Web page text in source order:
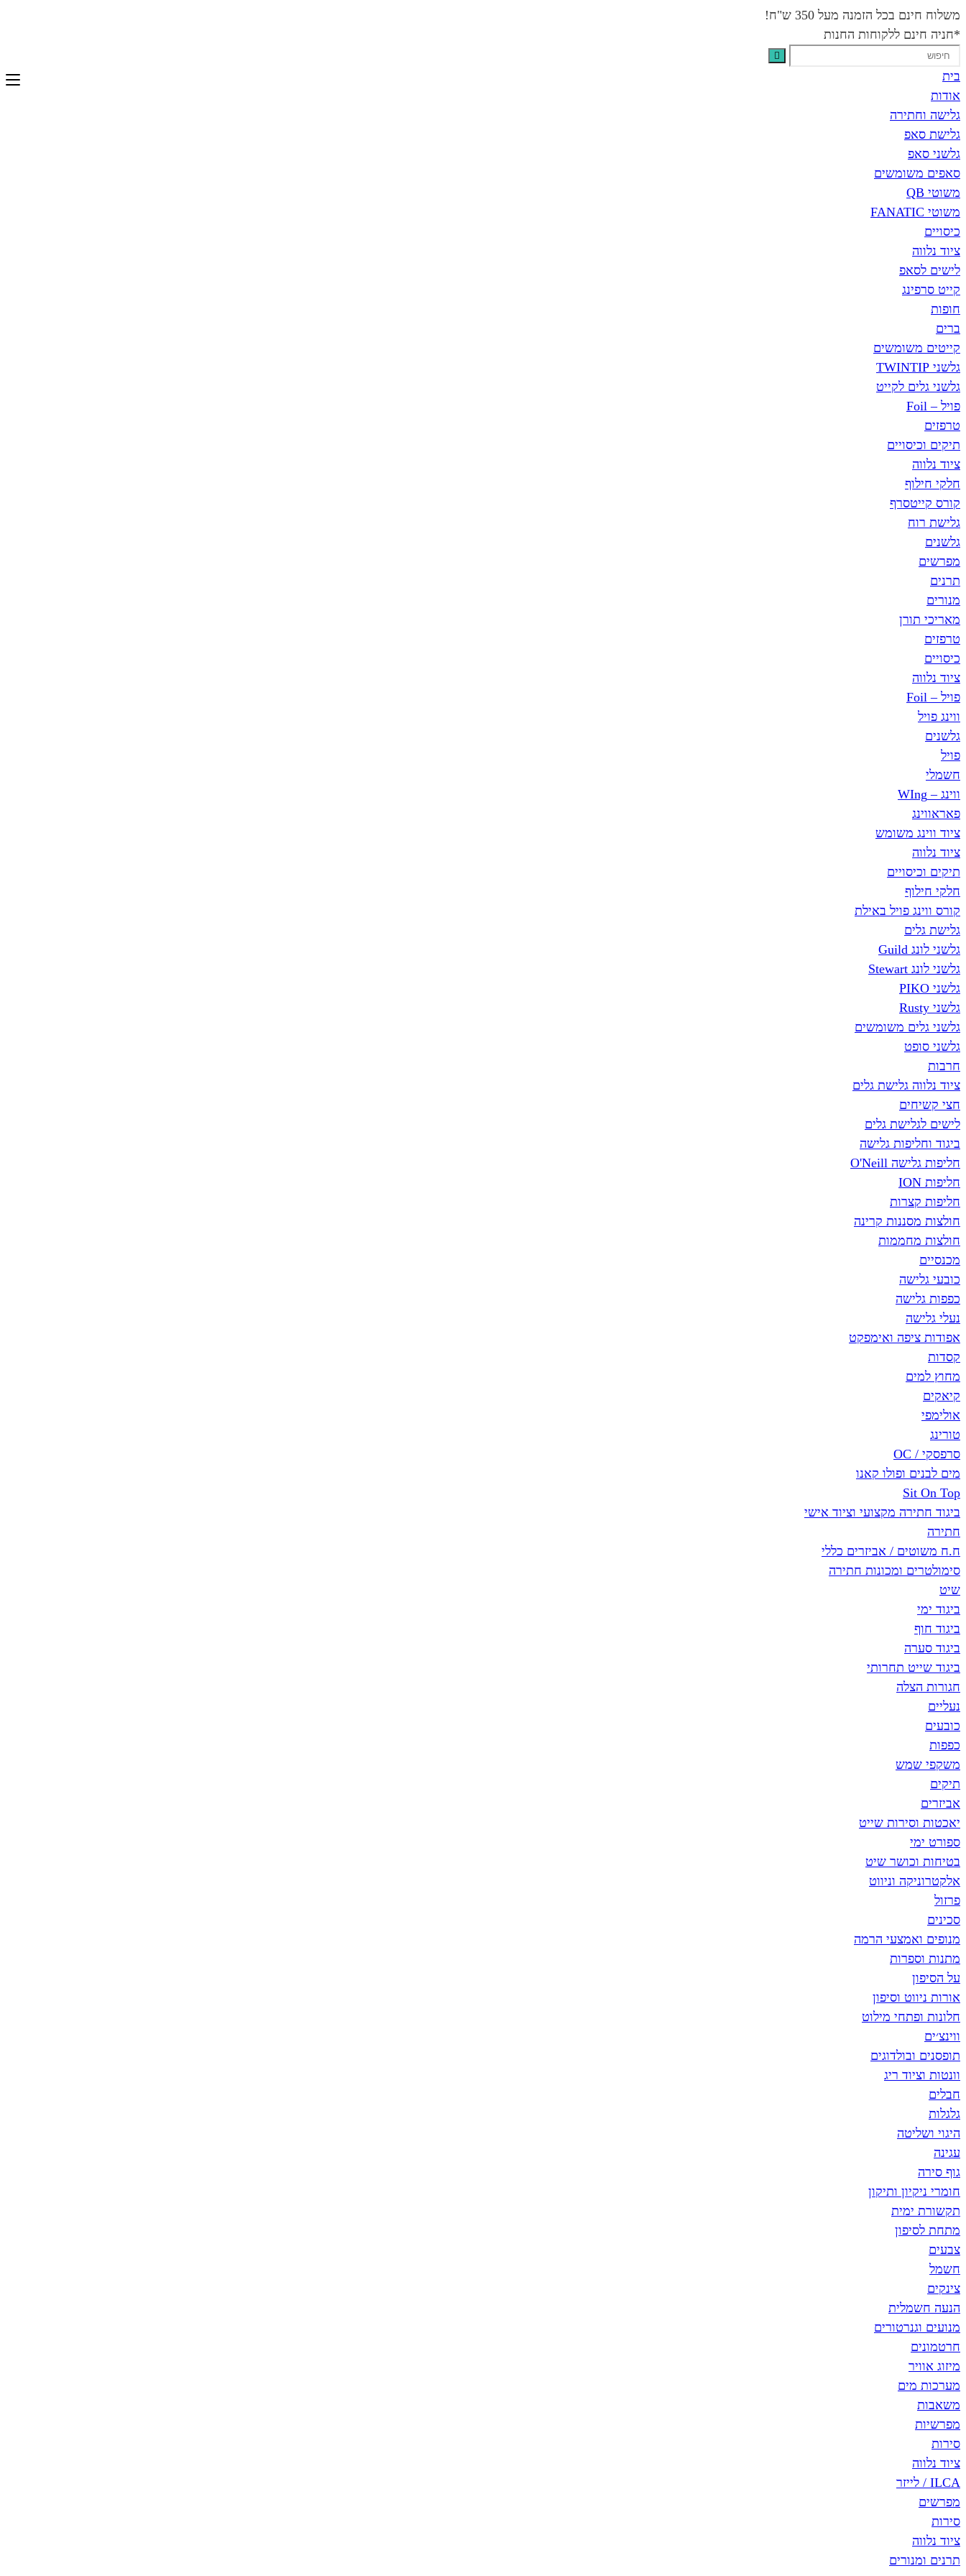
משלוח חינם בכל הזמנה מעל 350 ש"ח!
*חניה חינם ללקוחות החנות
בית
אודות
גלישה וחתירה
גלישת סאפ
גלשני סאפ
סאפים משומשים
משוטי QB
משוטי FANATIC
כיסויים
ציוד נלווה
לישים לסאפ
קייט סרפינג
חופות
ברים
קייטים משומשים
גלשני TWINTIP
גלשני גלים לקייט
פויל – Foil
טרפזים
תיקים וכיסויים
ציוד נלווה
חלקי חילוף
קורס קייטסרף
גלישת רוח
גלשנים
מפרשים
תרנים
מנורים
מאריכי תורן
טרפזים
כיסויים
ציוד נלווה
פויל – Foil
ווינג פויל
גלשנים
פויל
חשמלי
ווינג – WIng
פאראווינג
ציוד ווינג משומש
ציוד נלווה
תיקים וכיסויים
חלקי חילוף
קורס ווינג פויל באילת
גלישת גלים
גלשני לונג Guild
גלשני לונג Stewart
גלשני PIKO
גלשני Rusty
גלשני גלים משומשים
גלשני סופט
חרבות
ציוד נלווה גלישת גלים
חצי קשיחים
לישים לגלישת גלים
ביגוד וחליפות גלישה
חליפות גלישה O'Neill
חליפות ION
חליפות קצרות
חולצות מסננות קרינה
חולצות מחממות
מכנסיים
כובעי גלישה
כפפות גלישה
נעלי גלישה
אפודות ציפה ואימפקט
קסדות
מחוץ למים
קיאקים
אולימפי
טורינג
סרפסקי / OC
מים לבנים ופולו קאנו
Sit On Top
ביגוד חתירה מקצועי וציוד אישי
חתירה
ח.ח משוטים / אביזרים כללי
סימולטרים ומכונות חתירה
שיט
ביגוד ימי
ביגוד חוף
ביגוד סערה
ביגוד שייט תחרותי
חגורות הצלה
נעליים
כובעים
כפפות
משקפי שמש
תיקים
אביזרים
יאכטות וסירות שייט
ספורט ימי
בטיחות וכושר שיט
אלקטרוניקה וניווט
פרזול
סכינים
מנופים ואמצעי הרמה
מתנות וספרות
על הסיפון
אורות ניווט וסיפון
חלונות ופתחי מילוט
ווינצ׳ים
תופסנים ובולדוגים
וונטות וציוד ריג
חבלים
גלגלות
היגוי ושליטה
עגינה
גוף סירה
חומרי ניקיון ותיקון
תקשורת ימית
מתחת לסיפון
צבעים
חשמל
צינקים
הנעה חשמלית
מנועים וגנרטורים
חרטמונים
מיזוג אוויר
מערכות מים
משאבות
מפרשיות
סירות
ציוד נלווה
ILCA / לייזר
מפרשים
סירות
ציוד נלווה
תרנים ומנורים